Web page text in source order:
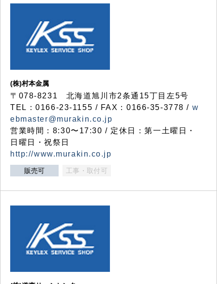
(株)村本金属
〒078-8231 北海道旭川市2条通15丁目左5号
TEL：0166-23-1155 / FAX：0166-35-3778 / w
ebmaster@murakin.co.jp
営業時間：8:30〜17:30 / 定休日：第一土曜日・
日曜日・祝祭日
http://www.murakin.co.jp
販売可 工事・取付可